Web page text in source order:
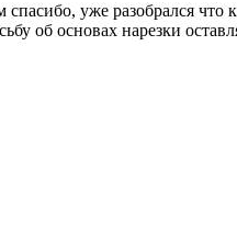
спасибо, уже разобрался что
об основах нарезки